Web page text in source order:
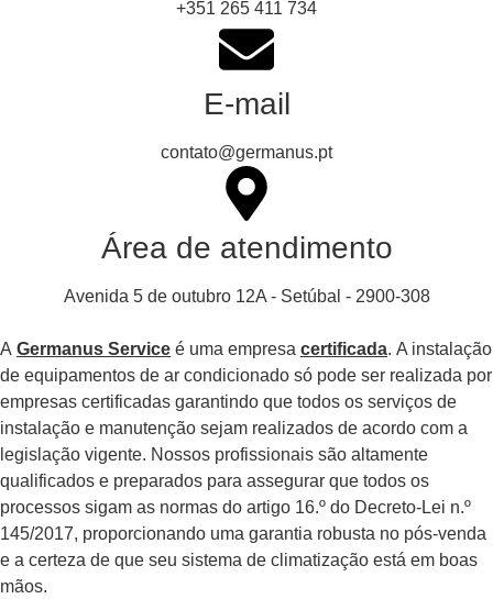
+351 265 411 734
E-mail
contato@germanus.pt
Área de atendimento
Avenida 5 de outubro 12A - Setúbal - 2900-308
A Germanus Service é uma empresa certificada. A instalação
de equipamentos de ar condicionado só pode ser realizada por
empresas certificadas garantindo que todos os serviços de
instalação e manutenção sejam realizados de acordo com a
legislação vigente. Nossos profissionais são altamente
qualificados e preparados para assegurar que todos os
processos sigam as normas do artigo 16.º do Decreto-Lei n.º
145/2017, proporcionando uma garantia robusta no pós-venda
e a certeza de que seu sistema de climatização está em boas
mãos.